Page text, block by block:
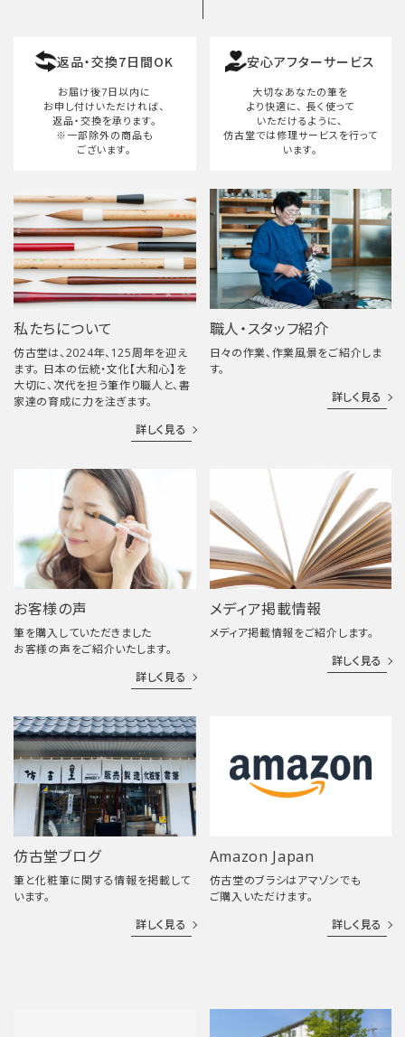
返品・交換7日間OK
お届け後7日以内に
お申し付けいただければ、
返品・交換を承ります。
※一部除外の商品も
ございます。
安心アフターサービス
大切なあなたの筆を
より快適に、 長く使って
いただけるように、
仿古堂では修理サービスを行って
います。
私たちについて
仿古堂は、2024年、125周年を迎え
ます。 日本の伝統・文化【大和心】を
大切に、次代を担う筆作り職人と、書
家達の育成に力を注ぎます。
詳しく見る
職人・スタッフ紹介
日々の作業、作業風景をご紹介しま
す。
詳しく見る
お客様の声
筆を購入していただきました
お客様の声をご紹介いたします。
詳しく見る
メディア掲載情報
メディア掲載情報をご紹介します。
詳しく見る
仿古堂ブログ
筆と化粧筆に関する情報を掲載して
います。
詳しく見る
Amazon Japan
仿古堂のブラシはアマゾンでも
ご購入いただけます。
詳しく見る